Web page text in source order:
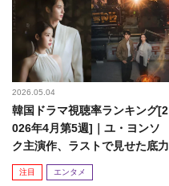
2026.05.04
韓国ドラマ視聴率ランキング[2
026年4月第5週]｜ユ・ヨンソ
ク主演作、ラストで見せた底力
注目 エンタメ